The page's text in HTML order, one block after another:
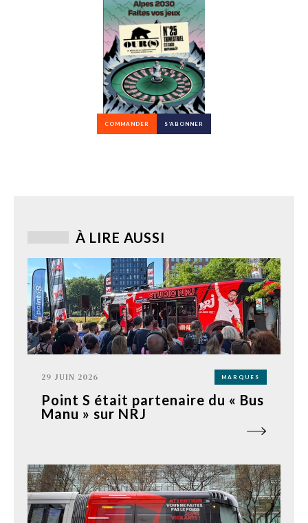
COMMANDER S’ABONNER
À LIRE AUSSI
29 JUIN 2026 MARQUES
Point S était partenaire du « Bus
Manu » sur NRJ